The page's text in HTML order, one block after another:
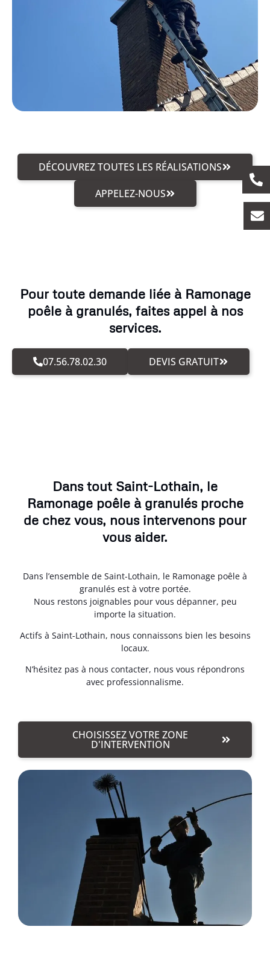
DÉCOUVREZ TOUTES LES RÉALISATIONS
APPELEZ-NOUS
Pour toute demande liée à Ramonage
poêle à granulés, faites appel à nos
services.
07.56.78.02.30 DEVIS GRATUIT
Dans tout Saint-Lothain, le
Ramonage poêle à granulés proche
de chez vous, nous intervenons pour
vous aider.
Dans l’ensemble de Saint-Lothain, le Ramonage poêle à
granulés est à votre portée.
Nous restons joignables pour vous dépanner, peu
importe la situation.
Actifs à Saint-Lothain, nous connaissons bien les besoins
locaux.
N’hésitez pas à nous contacter, nous vous répondrons
avec professionnalisme.
CHOISISSEZ VOTRE ZONE
D'INTERVENTION